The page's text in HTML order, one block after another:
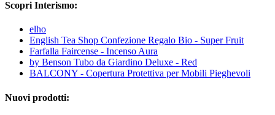
Scopri Interismo:
elho
English Tea Shop Confezione Regalo Bio - Super Fruit
Farfalla Faircense - Incenso Aura
by Benson Tubo da Giardino Deluxe - Red
BALCONY - Copertura Protettiva per Mobili Pieghevoli
Nuovi prodotti: